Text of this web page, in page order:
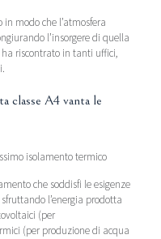
modo che l’atmosfera
l’insorgere di quella
ha riscontrato in tanti uffici,
classe A4 vanta le
isolamento termico
che soddisfi le esigenze
l’energia prodotta
(per
(per produzione di acqua